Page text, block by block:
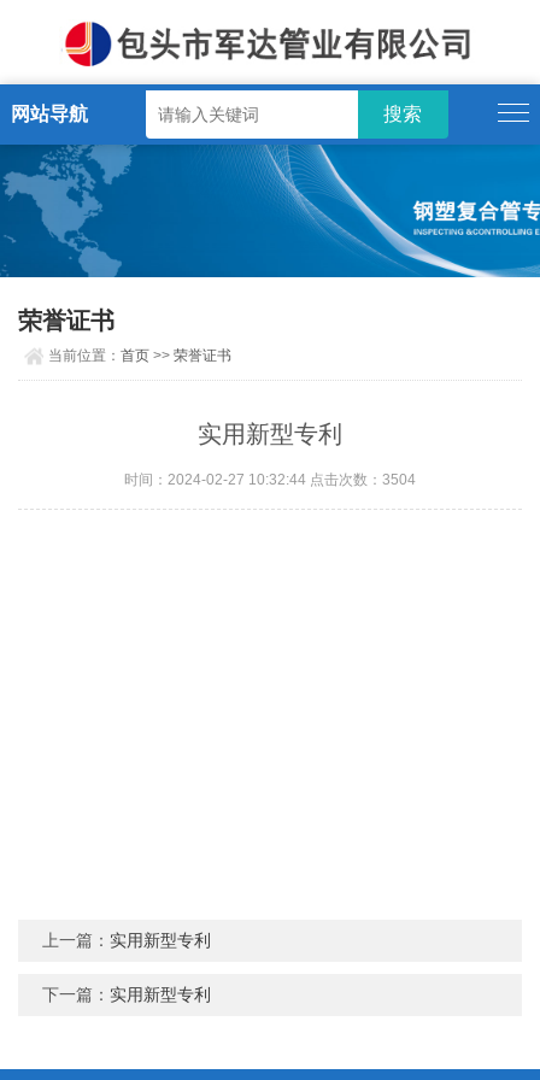
网站导航
荣誉证书
当前位置：首页 >>荣誉证书
实用新型专利
时间：2024-02-27 10:32:44 点击次数：3504
上一篇： 实用新型专利
下一篇： 实用新型专利